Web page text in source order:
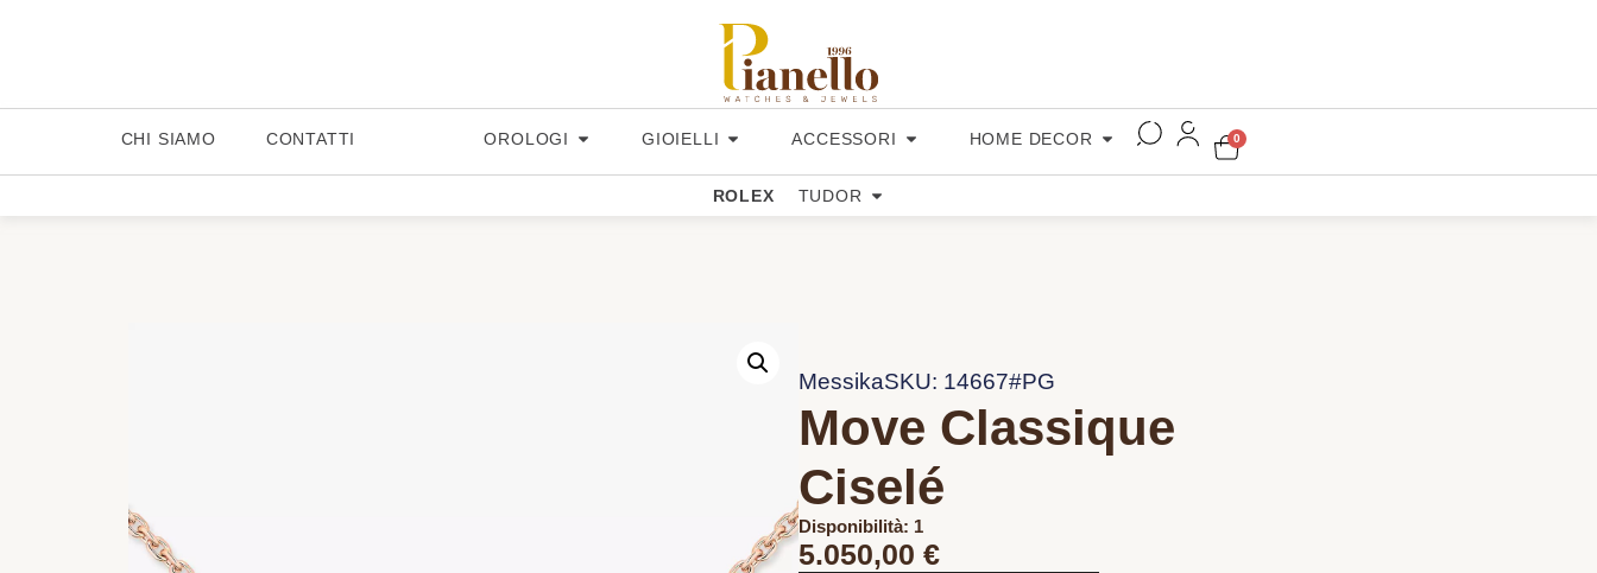
CHI SIAMO CONTATTI OROLOGI GIOIELLI ACCESSORI HOME DECOR 0
ROLEX TUDOR
MessikaSKU: 14667#PG
Move Classique
Ciselé
Disponibilità: 1
5.050,00 €